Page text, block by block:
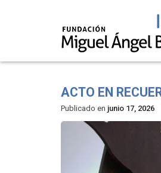
ACTO EN
Publicado en junio 17, 2026